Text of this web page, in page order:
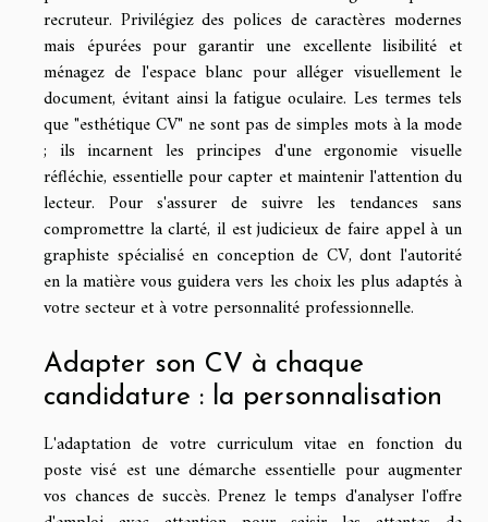
recruteur. Privilégiez des polices de caractères modernes
mais épurées pour garantir une excellente lisibilité et
ménagez de l'espace blanc pour alléger visuellement le
document, évitant ainsi la fatigue oculaire. Les termes tels
que "esthétique CV" ne sont pas de simples mots à la mode
; ils incarnent les principes d'une ergonomie visuelle
réfléchie, essentielle pour capter et maintenir l'attention du
lecteur. Pour s'assurer de suivre les tendances sans
compromettre la clarté, il est judicieux de faire appel à un
graphiste spécialisé en conception de CV, dont l'autorité
en la matière vous guidera vers les choix les plus adaptés à
votre secteur et à votre personnalité professionnelle.
Adapter son CV à chaque
candidature : la personnalisation
L'adaptation de votre curriculum vitae en fonction du
poste visé est une démarche essentielle pour augmenter
vos chances de succès. Prenez le temps d'analyser l'offre